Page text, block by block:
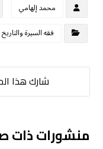
محمد إلهامي
فقه السيرة والتاريخ
منشورات ذات